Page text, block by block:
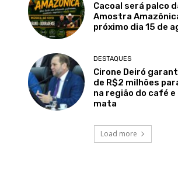
Cacoal será palco
Amostra
próximo dia 15 de
DESTAQUES
Cirone Deiró
de R$2 milhões
na região do café e
mata
Load more